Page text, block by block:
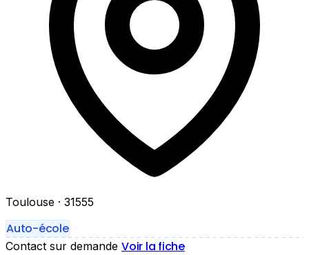
Toulouse · 31555
Auto-école
Contact sur demande Voir la fiche